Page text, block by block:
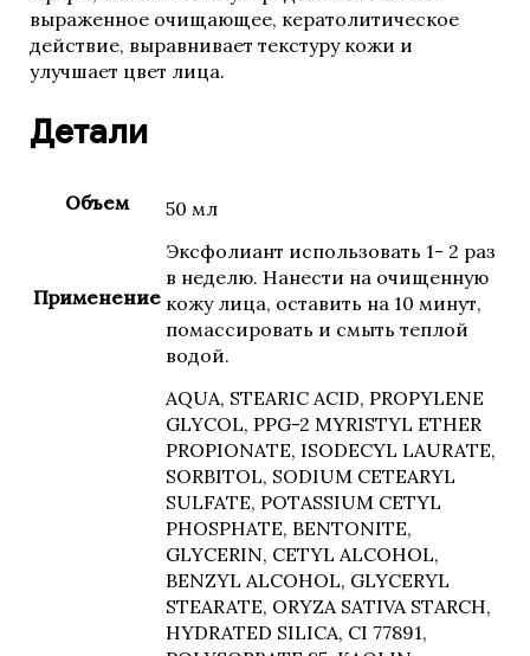
выраженное очищающее, кератолитическое
действие, выравнивает текстуру кожи и
улучшает цвет лица.
Детали
Объем 50 мл
Применение
Эксфолиант использовать 1- 2 раз
в неделю. Нанести на очищенную
кожу лица, оставить на 10 минут,
помассировать и смыть теплой
водой.
AQUA, STEARIC ACID, PROPYLENE
GLYCOL, PPG-2 MYRISTYL ETHER
PROPIONATE, ISODECYL LAURATE,
SORBITOL, SODIUM CETEARYL
SULFATE, POTASSIUM CETYL
PHOSPHATE, BENTONITE,
GLYCERIN, CETYL ALCOHOL,
BENZYL ALCOHOL, GLYCERYL
STEARATE, ORYZA SATIVA STARCH,
HYDRATED SILICA, CI 77891,